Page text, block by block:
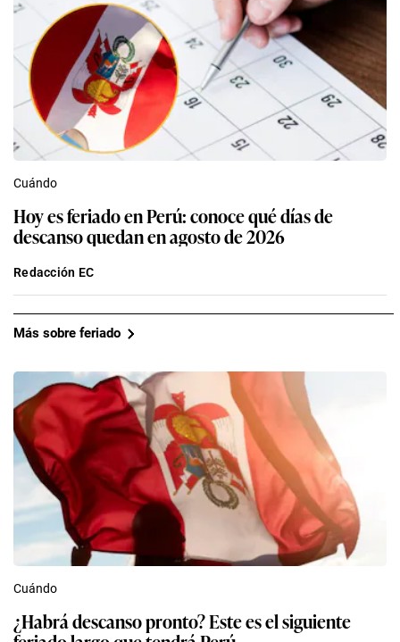
Cuándo
Hoy es feriado en Perú: conoce qué días de
descanso quedan en agosto de 2026
Redacción EC
Más sobre feriado
Cuándo
¿Habrá descanso pronto? Este es el siguiente